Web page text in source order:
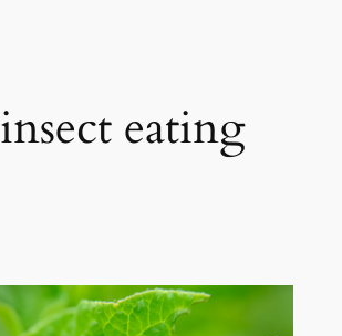
insect eating